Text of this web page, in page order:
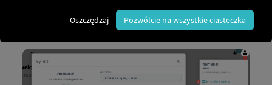
mail/SMS”.Oszczędzaj Pozwólcie na wszystkie ciasteczka